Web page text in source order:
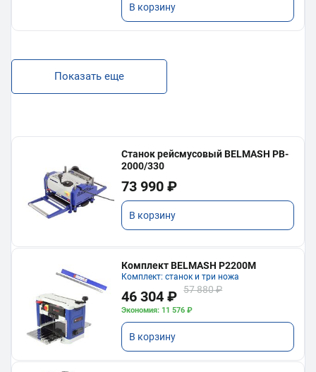
В корзину
Показать еще
Станок рейсмусовый BELMASH PB-
2000/330
73 990 ₽
В корзину
Комплект BELMASH P2200M
Комплект: станок и три ножа
46 304 ₽ 57 880 ₽
Экономия: 11 576 ₽
В корзину